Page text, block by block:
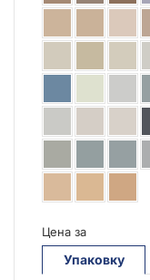
Цена за
Упаковку